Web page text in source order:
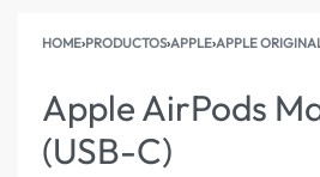
HOME›PRODUCTOS›APPLE›APPLE
Apple AirPods
(USB-C)